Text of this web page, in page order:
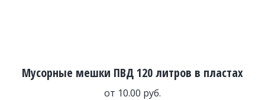
Мусорные мешки ПВД 120 литров в пластах
от 10.00 руб.